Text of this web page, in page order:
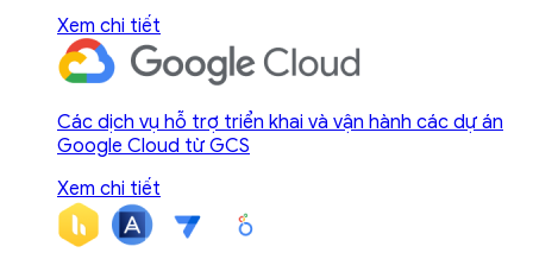
Xem chi tiết
Các dịch vụ hỗ trợ triển khai và vận hành các dự án
Google Cloud từ GCS
Xem chi tiết